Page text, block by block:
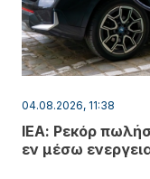
04.08.2026, 11:38
ΙΕΑ: Ρεκόρ
εν μέσω